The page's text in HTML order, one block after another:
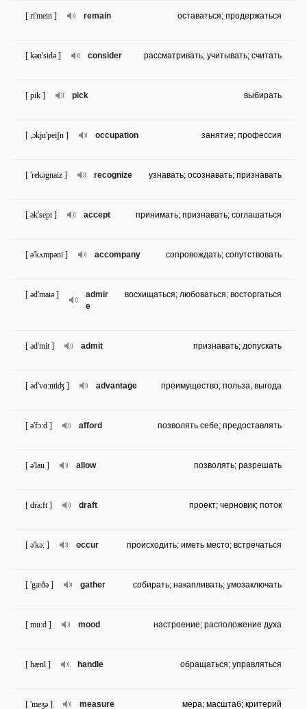
remain
[ ri'mein ] оставаться; продержаться
consider
[ kən'sidə ] рассматривать; учитывать; считать
pick
[ pik ] выбирать
occupation
[ ,ɔkju'peiʃn ] занятие; профессия
recognize
[ 'rekəgnaiz ] узнавать; осознавать; признавать
accept
[ ək'sept ] принимать; признавать; соглашаться
accompany
[ ə'kʌmpəni ] сопровождать; сопутствовать
admir
e
[ əd'maiə ] восхищаться; любоваться; восторгаться
admit
[ əd'mit ] признавать; допускать
advantage
[ əd'vɑ:ntiʤ ] преимущество; польза; выгода
afford
[ ə'fɔ:d ] позволять себе; предоставлять
allow
[ ə'lau ] позволять; разрешать
draft
[ dra:ft ] проект; черновик; поток
occur
[ ə'kə: ] происходить; иметь место; встречаться
gather
[ 'gæðə ] собирать; накапливать; умозаключать
mood
[ mu:d ] настроение; расположение духа
handle
[ hænl ] обращаться; управляться
measure
[ 'meʒə ] мера; масштаб; критерий